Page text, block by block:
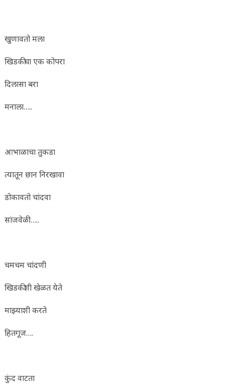
खुणावतो मला
खिडकीचा एक कोपरा
दिलासा बरा
मनाला…..
आभाळाचा तुकडा
त्यातून छान निरखावा
डोकावतो चांदवा
सांजवेळी…..
चमचम चांदणी
खिडकीशी खेळत येते
माझ्याशी करते
हितगूज….
कुंद वाटता